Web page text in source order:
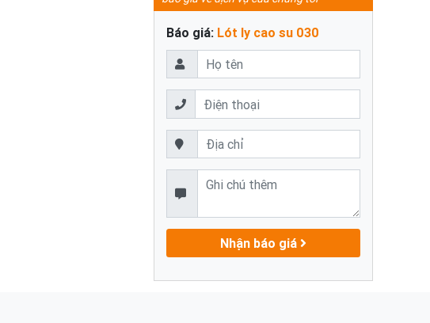
Báo giá: Lót ly cao su 030
Nhận báo giá